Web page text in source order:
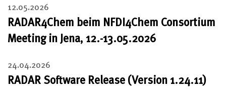
12.05.2026
RADAR4Chem beim NFDI4Chem Consortium
Meeting in Jena, 12.-13.05.2026
24.04.2026
RADAR Software Release (Version 1.24.11)